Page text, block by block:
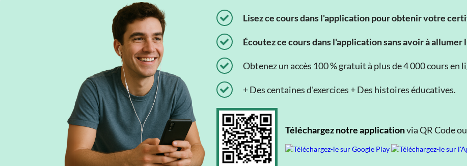
Lisez ce cours dans l'application pour obtenir votre
Écoutez ce cours dans l'application sans avoir à
Obtenez un accès 100 % gratuit à plus de 4 000 cours
+ Des centaines d'exercices + Des histoires éducatives.
Téléchargez notre applicationvia QR Code